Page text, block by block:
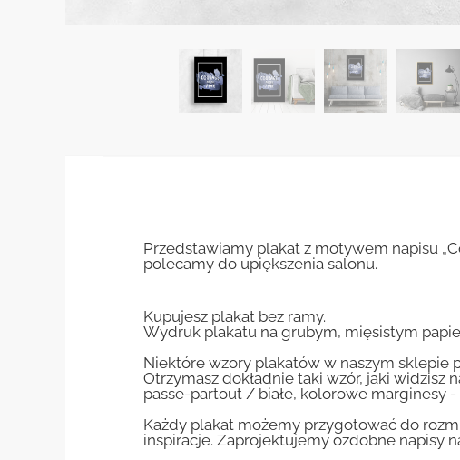
Przedstawiamy plakat z motywem napisu
polecamy do upiększenia salonu.
Kupujesz plakat bez ramy.
Wydruk plakatu na grubym, mięsistym
Niektóre wzory plakatów w naszym sklepie
Otrzymasz dokładnie taki wzór, jaki widzisz
passe-partout / białe, kolorowe marginesy
Każdy plakat możemy przygotować do
inspiracje. Zaprojektujemy ozdobne napisy